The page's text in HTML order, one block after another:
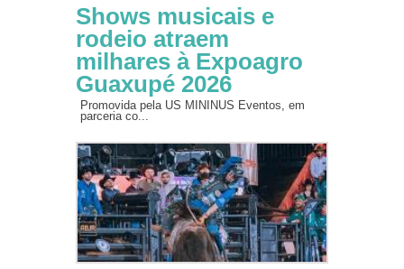
Shows musicais e
rodeio atraem
milhares à Expoagro
Guaxupé 2026
Promovida pela US MININUS Eventos, em
parceria co...